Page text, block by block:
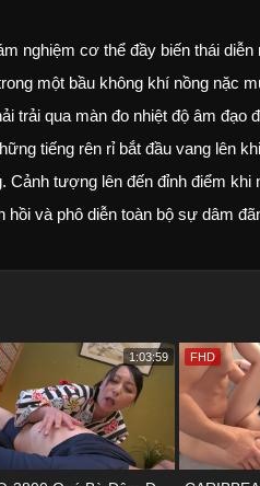
nghiệm cơ thể đầy biến thái
một bầu không khí nồng nặc
trải qua màn đo nhiệt độ âm đạo
tiếng rên rỉ bắt đầu vang lên
Cảnh tượng lên đến đỉnh điểm
hồi và phô diễn toàn bộ sự dâm
1:03:59 FHD